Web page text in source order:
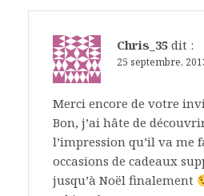
Chris_35 dit :
25 septembre,
Merci encore de votre
Bon, j’ai hâte de
l’impression qu’il va me
occasions de cadeaux
jusqu’à Noël finalement